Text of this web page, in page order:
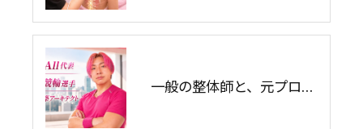
一般の整体師と、元プロアスリートの整体師は何が違うのか？ 肩書きではなく「どのように身体を学び、何を経験してきたか」で選ぶ